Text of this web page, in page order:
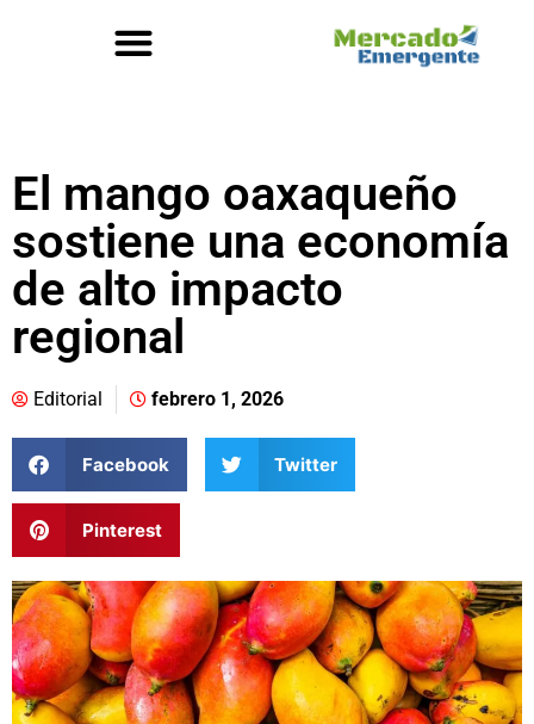
El mango oaxaqueño
sostiene una economía
de alto impacto
regional
Editorial febrero 1, 2026
Facebook Twitter
Pinterest